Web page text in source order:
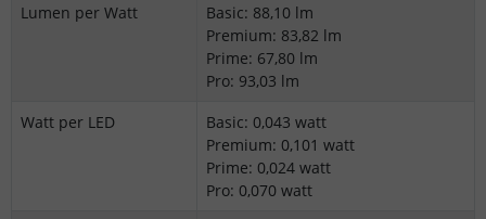
Lumen per Watt
Basic: 88,10 lm
Premium: 83,82 lm
Prime: 67,80 lm
Pro: 93,03 lm
Watt per LED
Basic: 0,043 watt
Premium: 0,101 watt
Prime: 0,024 watt
Pro: 0,070 watt